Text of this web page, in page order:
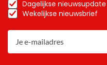
Dagelijkse nieuwsupdate
Wekelijkse nieuwsbrief